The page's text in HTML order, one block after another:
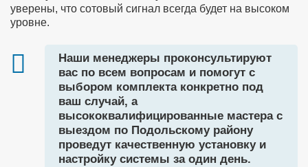
уверены, что сотовый сигнал всегда будет на высоком
уровне.
Наши менеджеры проконсультируют
вас по всем вопросам и помогут с
выбором комплекта конкретно под
ваш случай, а
высококвалифицированные мастера с
выездом по Подольскому району
проведут качественную установку и
настройку системы за один день.